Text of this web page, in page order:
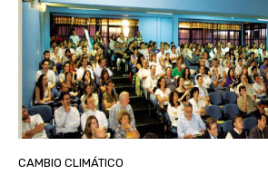
CAMBIO CLIMÁTICO